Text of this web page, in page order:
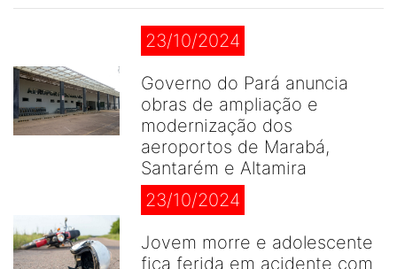
23/10/2024
Governo do Pará anuncia
obras de ampliação e
modernização dos
aeroportos de Marabá,
Santarém e Altamira
23/10/2024
Jovem morre e adolescente
fica ferida em acidente com